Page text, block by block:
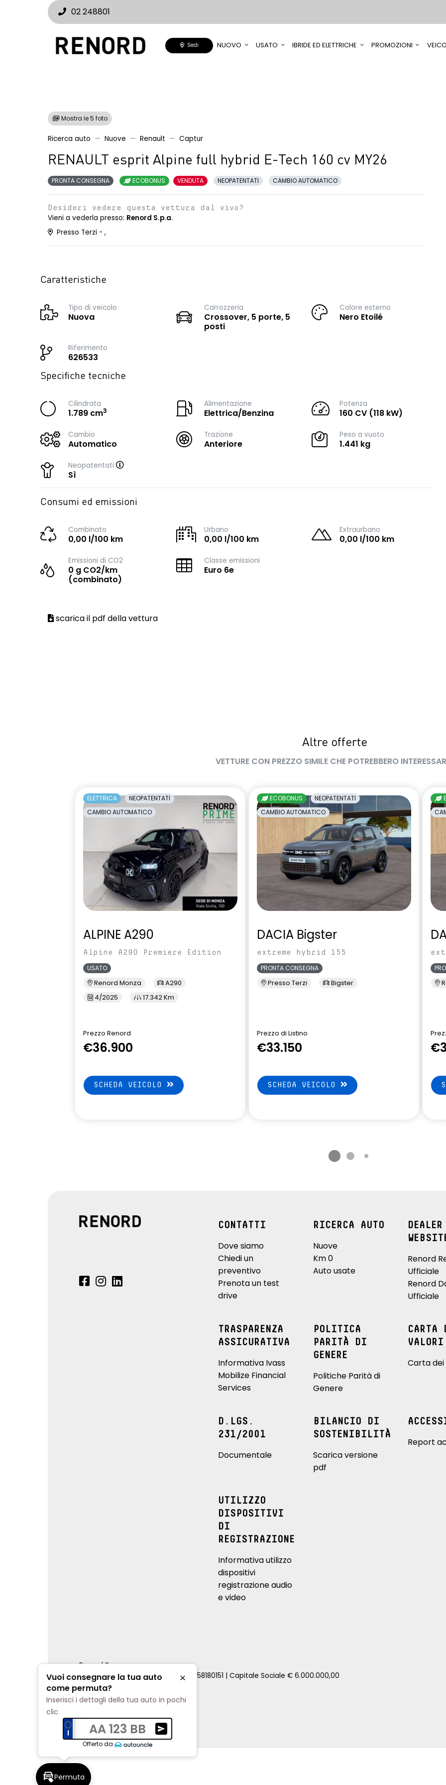
02 248801
Sedi NUOVO USATO IBRIDE ED ELETTRICHE PROMOZIONI
Mostra le 5 foto
Ricerca auto Nuove Renault Captur
RENAULT esprit Alpine full hybrid E-Tech 160 cv MY26
PRONTA CONSEGNA ECOBONUS VENDUTA NEOPATENTATI CAMBIO AUTOMATICO
Desideri vedere questa vettura dal vivo?
Vieni a vederla presso: Renord S.p.a.
Presso Terzi - ,
Caratteristiche
Tipo di veicolo
Nuova
Carrozzeria
Crossover, 5 porte, 5
posti
Colore esterno
Nero Etoilé
Riferimento
626533
Specifiche tecniche
Cilindrata
1.789 cm3
Alimentazione
Elettrica/Benzina
Potenza
160 CV (118 kW)
Cambio
Automatico
Trazione
Anteriore
Peso a vuoto
1.441 kg
Neopatentati
Sì
Consumi ed emissioni
Combinato
0,00 l/100 km
Urbano
0,00 l/100 km
Extraurbano
0,00 l/100 km
Emissioni di CO2
0 g CO2/km
(combinato)
Classe emissioni
Euro 6e
scarica il pdf della vettura
Altre offerte
VETTURE CON PREZZO SIMILE CHE POTREBBERO
ELETTRICA
NEOPATENTATI
CAMBIO AUTOMATICO
ALPINE A290
Alpine A290 Premiere Edition
USATO
Renord Monza
A290
4/2025
17.342 Km
Prezzo Renord
€36.900
SCHEDA VEICOLO
ECOBONUS
NEOPATENTATI
CAMBIO AUTOMATICO
DACIA Bigster
extreme hybrid 155
PRONTA CONSEGNA
Presso Terzi Bigster
Prezzo di Listino
€33.150
SCHEDA VEICOLO
CONTATTI
Dove siamo
Chiedi un
preventivo
Prenota un test
drive
RICERCA AUTO
Nuove
Km 0
Auto usate
DEALER
Renord
Ufficiale
Renord
Ufficiale
TRASPARENZA
ASSICURATIVA
Informativa Ivass
Mobilize Financial
Services
POLITICA
PARITÀ DI
GENERE
Politiche Parità di
Genere
CARTA
VALORI
Carta dei
D.LGS.
231/2001
Documentale
BILANCIO DI
SOSTENIBILITÀ
Scarica versione
pdf
Report
UTILIZZO
DISPOSITIVI
DI
REGISTRAZIONE
Informativa utilizzo
dispositivi
registrazione audio
e video
Renord S.p.a.
REA Milano 810796 | P.IVA e C.F. 00858180151 | Capitale Sociale € 6.000.000,00
Cookie Policy
Privacy Policy
Impostazioni di tracciamento
Permuta
Vuoi consegnare la tua auto
come permuta?
Chiudi
Inserisci i dettagli della tua auto in pochi
clic
AA 123 BB
Ricevi una valutazione della tua auto senza impegno
Offerto da